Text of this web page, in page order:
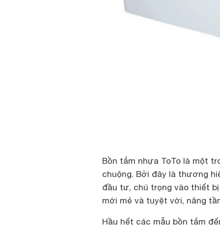
Bồn tắm nhựa ToTo là một
chuộng. Bởi đây là thương
đầu tư, chú trọng vào thiết
mới mẻ và tuyệt vời, nâng
Hầu hết các mẫu bồn tắm